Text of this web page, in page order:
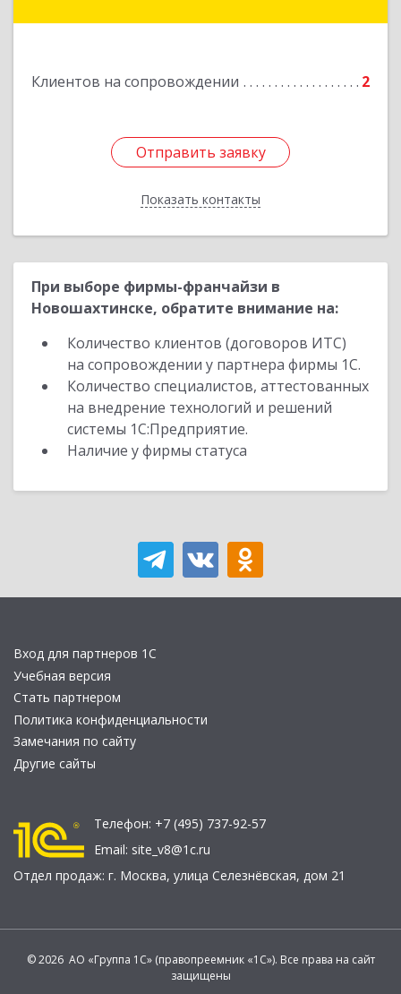
Клиентов на сопровождении 2
Отправить заявку
Показать контакты
Отправить заявку
Назад
При выборе фирмы-франчайзи в
Новошахтинске, обратите внимание на:
Количество клиентов (договоров ИТС)
на сопровождении у партнера фирмы 1С.
Количество специалистов, аттестованных
на внедрение технологий и решений
системы 1С:Предприятие.
Наличие у фирмы статуса
Вход для партнеров 1С
Учебная версия
Стать партнером
Политика конфиденциальности
Замечания по сайту
Другие сайты
Телефон: +7 (495) 737-92-57
Email: site_v8@1c.ru
Отдел продаж: г. Москва, улица Селезнёвская, дом 21
© 2026 АО «Группа 1С» (правопреемник «1С»). Все права на сайт
защищены